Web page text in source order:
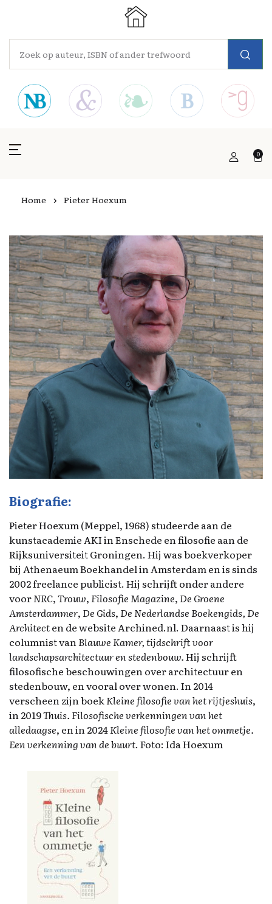
0
Home Pieter Hoexum
Biografie:
Pieter Hoexum (Meppel, 1968) studeerde aan de
kunstacademie AKI in Enschede en filosofie aan de
Rijksuniversiteit Groningen. Hij was boekverkoper
bij Athenaeum Boekhandel in Amsterdam en is sinds
2002 freelance publicist. Hij schrijft onder andere
voorNRC,Trouw, Filosofie Magazine, De Groene
Amsterdammer, De Gids, De Nederlandse Boekengids, De
Architecten de website Archined.nl. Daarnaast is hij
columnist vanBlauwe Kamer, tijdschrift voor
landschapsarchitectuur en stedenbouw.Hij schrijft
filosofische beschouwingen over architectuur en
stedenbouw, en vooral over wonen. In 2014
verscheen zijn boekKleine filosofie van het rijtjeshuis,
in 2019Thuis. Filosofische verkenningen van het
alledaagse, en in 2024Kleine filosofie van het ommetje.
Een verkenning van de buurt. Foto: Ida Hoexum